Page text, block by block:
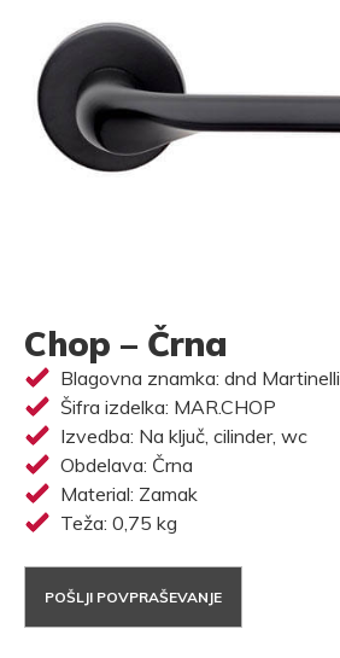
Chop – Črna
Blagovna znamka: dnd Martinelli
Šifra izdelka: MAR.CHOP
Izvedba: Na ključ, cilinder, wc
Obdelava: Črna
Material: Zamak
Teža: 0,75 kg
POŠLJI POVPRAŠEVANJE